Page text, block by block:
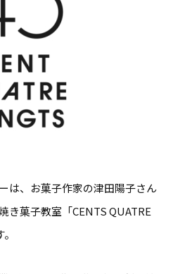
は、お菓子作家の津田陽子さん
き菓子教室「CENTS QUATRE